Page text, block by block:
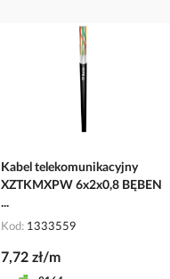
Kabel telekomunikacyjny
XZTKMXPW 6x2x0,8 BĘBEN
...
Kod 1333559
7,72 zł/m